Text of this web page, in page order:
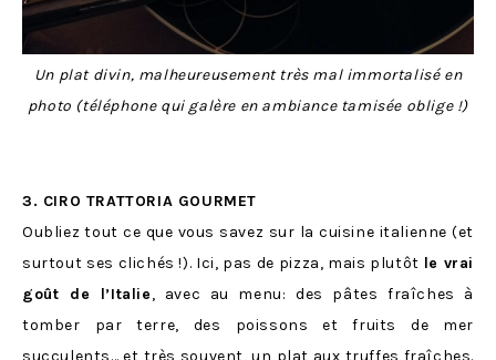
Un plat divin, malheureusement très mal immortalisé en
photo (téléphone qui galère en ambiance tamisée oblige !)
3. CIRO TRATTORIA GOURMET
Oubliez tout ce que vous savez sur la cuisine italienne (et
surtout ses clichés !). Ici, pas de pizza, mais plutôt le vrai
goût de l’Italie, avec au menu: des pâtes fraîches à
tomber par terre, des poissons et fruits de mer
succulents… et très souvent, un plat aux truffes fraîches.